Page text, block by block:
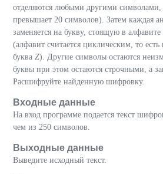
отделяются любыми другими символами,
превышает 20 символов). Затем каждая
заменяется на букву, стоящую в алфавите
(алфавит считается циклическим, то есть
буква Z). Другие символы остаются
буквы при этом остаются строчными, а
Расшифруйте найденную шифровку.
Входные данные
На вход программе подается текст
чем из 250 символов.
Выходные данные
Выведите исходный текст.